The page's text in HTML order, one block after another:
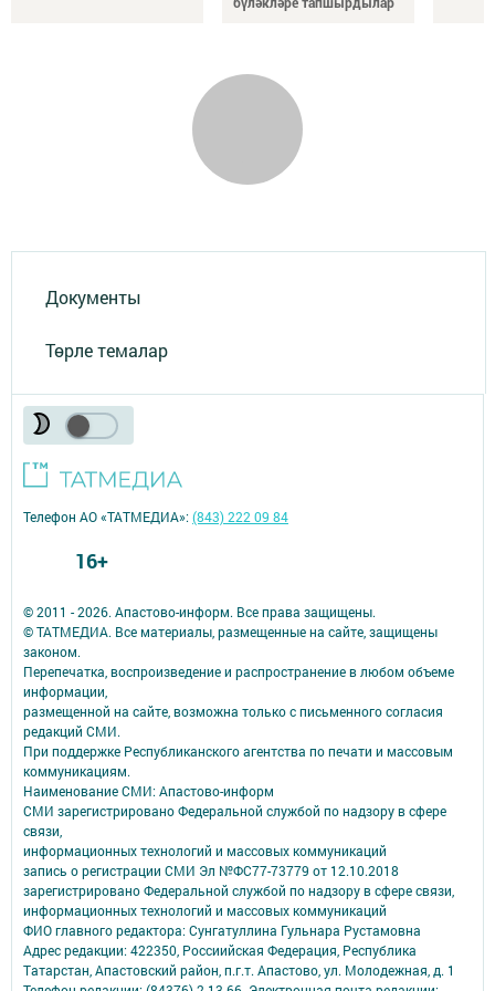
Документы
Төрле темалар
© 2011 - 2026. Апастово-информ. Все права защищены.
© ТАТМЕДИА. Все материалы, размещенные на сайте, защищены
законом.
Перепечатка, воспроизведение и распространение в любом объеме
информации,
размещенной на сайте, возможна только с письменного согласия
редакций СМИ.
При поддержке Республиканского агентства по печати и массовым
коммуникациям.
Наименование СМИ: Апастово-информ
СМИ зарегистрировано Федеральной службой по надзору в сфере
связи,
информационных технологий и массовых коммуникаций
запись о регистрации СМИ Эл №ФС77-73779 от 12.10.2018
зарегистрировано Федеральной службой по надзору в сфере связи,
информационных технологий и массовых коммуникаций
ФИО главного редактора: Сунгатуллина Гульнара Рустамовна
Адрес редакции: 422350, Россиийская Федерация, Республика
Татарстан, Апастовский район, п.г.т. Апастово, ул. Молодежная, д. 1
Телефон АО «ТАТМЕДИА»:(843) 222 09 84
16+